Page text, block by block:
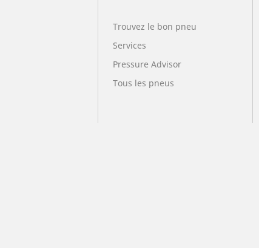
Trouvez le bon pneu
Services
Pressure Advisor
Tous les pneus